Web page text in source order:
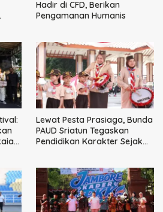
Hadir di CFD, Berikan
Pengamanan Humanis
Lewat Pesta Prasiaga, Bunda
PAUD Sriatun Tegaskan
Pendidikan Karakter Sejak